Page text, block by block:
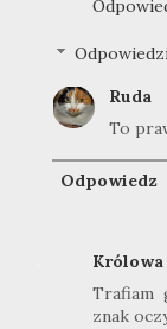
Ruda
To
Odpowiedz
Królowa
Trafiam
znak